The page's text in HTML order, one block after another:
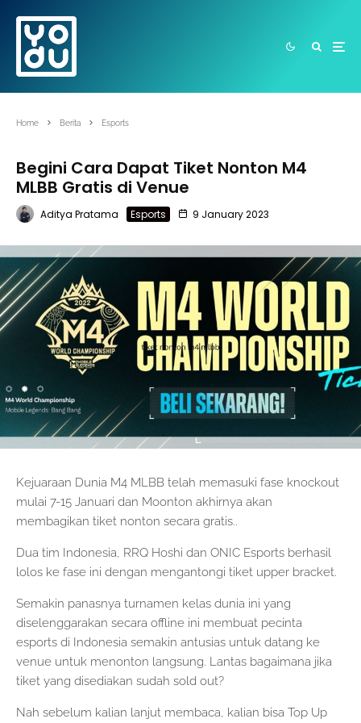
Home Berita Esports
Begini Cara Dapat Tiket Nonton M4
MLBB Gratis di Venue
Aditya Pratama Esports 9 January 2023
Kejuaraan Dunia M4 MLBB telah memasuki fase knockout
mulai 7-15 Januari dan Moonton akhirnya akan
membagikan tiket nonton secara gratis..
Dua tim Indonesia, RRQ Hoshi dan ONIC Esports berhasil
lolos ke fase ini dengan mengantongi tiket upper bracket.
Semakin panasnya turnamen kelas dunia ini yang
diselenggarakan secara offline ini membuat pecinta
esports di Indonesia semakin antusias untuk datang ke
venue untuk menonton langsung. Lantas bagaimana jika
tiket yang disediakan sudah sold out?
Nah sebelum kalian lanjut membaca, kalian bisa Top Up